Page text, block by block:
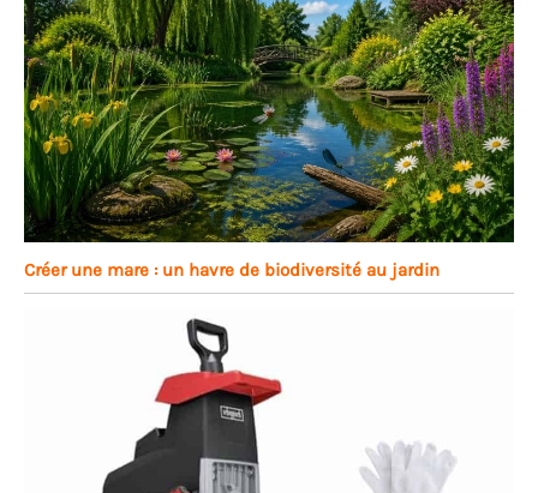
Créer une mare : un havre de biodiversité au jardin